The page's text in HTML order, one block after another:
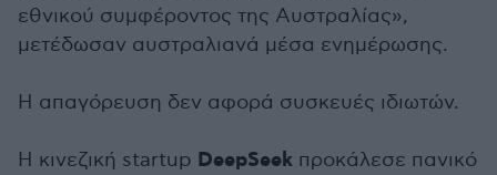
εθνικού συμφέροντος της Αυστραλίας»,
μετέδωσαν αυστραλιανά μέσα ενημέρωσης.
Η απαγόρευση δεν αφορά συσκευές ιδιωτών.
Η κινεζική startup DeepSeek προκάλεσε πανικό